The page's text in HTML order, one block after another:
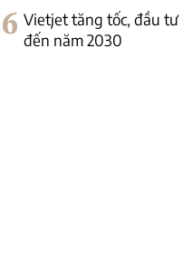
6 Vietjet tăng tốc, đầu
đến năm 2030